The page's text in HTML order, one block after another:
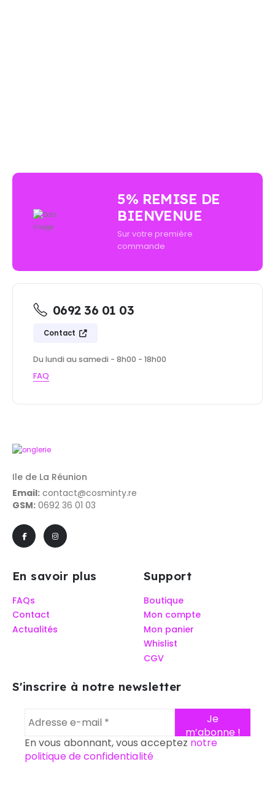
5% REMISE DE
BIENVENUE
Sur votre première
commande
0692 36 01 03
Contact
Du lundi au samedi - 8h00 - 18h00
FAQ
Ile de La Réunion
Email: contact@cosminty.re
GSM: 0692 36 01 03
En savoir plus
FAQs
Contact
Actualités
Support
Boutique
Mon compte
Mon panier
Whislist
CGV
S'inscrire à notre newsletter
En vous abonnant, vous acceptez notre
politique de confidentialité